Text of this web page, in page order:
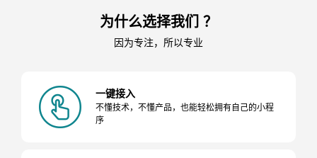
为什么选择我们 ？
因为专注，所以专业
一键接入
不懂技术，不懂产品，也能轻松拥有自己的小程
序